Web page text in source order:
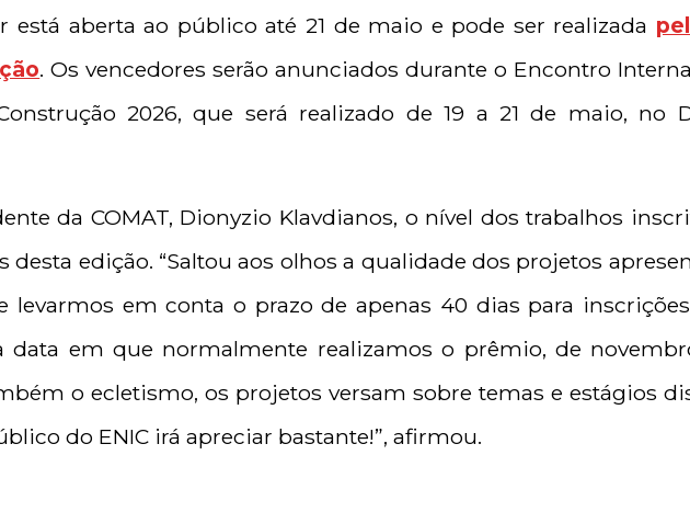
está aberta ao público até 21 de maio e pode ser realizada
. Os vencedores serão anunciados durante o Encontro
2026, que será realizado de 19 a 21 de maio, no
da COMAT, Dionyzio Klavdianos, o nível dos trabalhos
desta edição. “Saltou aos olhos a qualidade dos projetos
levarmos em conta o prazo de apenas 40 dias para
data em que normalmente realizamos o prêmio, de
o ecletismo, os projetos versam sobre temas e estágios
do ENIC irá apreciar bastante!”, afirmou.